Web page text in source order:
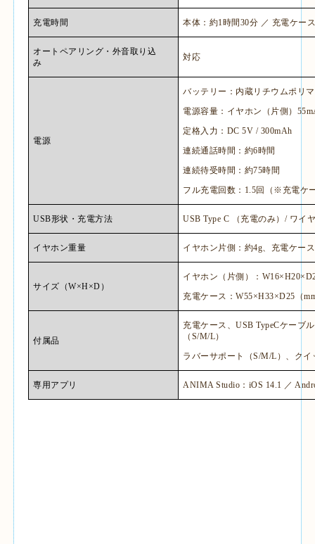
充電時間 本体：約1 時間30分 ／ 充電ケー
オートペアリング・外音取り込
み
対応
電源
バッテリー：内蔵リチウムポリ
電源容量：イヤホン（片側）
定格入力： DC 5V / 300mAh
連続通話時間：約6時間
連続待受時間：約75時間
フル充電回数： 1.5回（※充電ケ
USB形状・充電方法 USB Type C （充電のみ） / ワイ
イヤホン重量 イヤホン片側：約4g 、充電ケー
サイズ（W×H×D ）
イヤホン（片側）： W16×H20×
充電ケース：W55×H33×D25 （
付属品
充電ケース、USB TypeCケーブ
（ S/M/L）
ラバーサポート（S/M/L ）、ク
専用アプリ ANIMA Studio ： iOS 14.1 ／